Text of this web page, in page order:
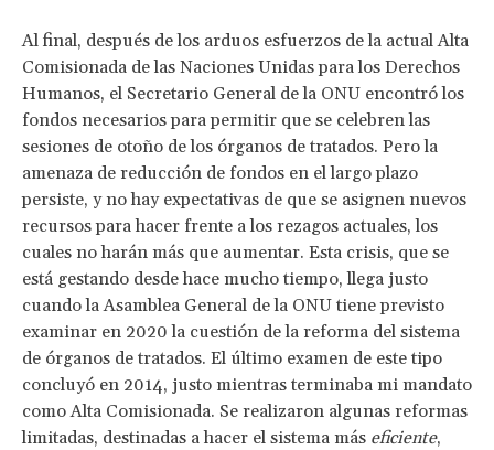
Al final, después de los arduos esfuerzos de la actual Alta
Comisionada de las Naciones Unidas para los Derechos
Humanos, el Secretario General de la ONU encontró los
fondos necesarios para permitir que se celebren las
sesiones de otoño de los órganos de tratados. Pero la
amenaza de reducción de fondos en el largo plazo
persiste, y no hay expectativas de que se asignen nuevos
recursos para hacer frente a los rezagos actuales, los
cuales no harán más que aumentar. Esta crisis, que se
está gestando desde hace mucho tiempo, llega justo
cuando la Asamblea General de la ONU tiene previsto
examinar en 2020 la cuestión de la reforma del sistema
de órganos de tratados. El último examen de este tipo
concluyó en 2014, justo mientras terminaba mi mandato
como Alta Comisionada. Se realizaron algunas reformas
limitadas, destinadas a hacer el sistema más eficiente,